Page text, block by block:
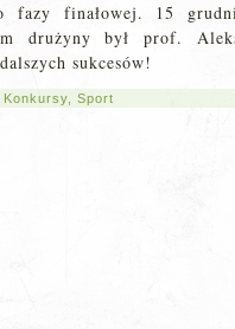
fazy finałowej. 15
drużyny był prof.
sukcesów!
Konkursy Sport